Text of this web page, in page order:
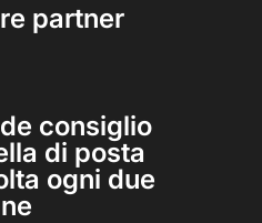
partner
consiglio
di posta
ogni due